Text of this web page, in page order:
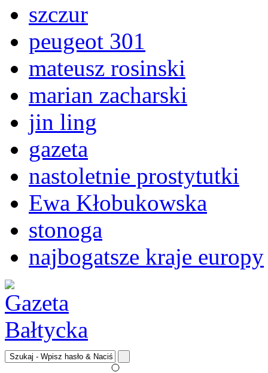
szczur
peugeot 301
mateusz rosinski
marian zacharski
jin ling
gazeta
nastoletnie prostytutki
Ewa Kłobukowska
stonoga
najbogatsze kraje europy